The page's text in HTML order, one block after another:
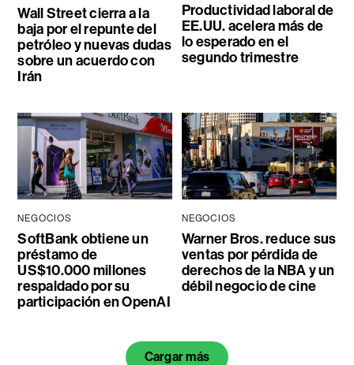
Wall Street cierra a la
baja por el repunte del
petróleo y nuevas dudas
sobre un acuerdo con
Irán
Productividad laboral de
EE.UU. acelera más de
lo esperado en el
segundo trimestre
NEGOCIOS
SoftBank obtiene un
préstamo de
US$10.000 millones
respaldado por su
participación en OpenAI
NEGOCIOS
Warner Bros. reduce sus
ventas por pérdida de
derechos de la NBA y un
débil negocio de cine
Cargar más